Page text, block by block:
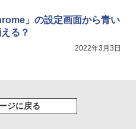
」の設定画面から青い
る？
2022年3月3日
ジに戻る